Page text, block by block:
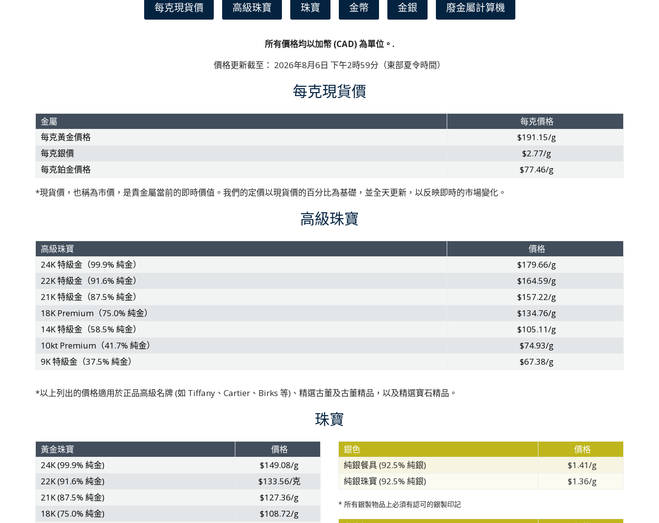
每克現貨價 高級珠寶 珠寶 金幣 金銀 廢金屬計算機
所有價格均以加幣 (CAD) 為單位。.
價格更新截至： 2026年8月6日 下午2時59分（東部夏令時間）
每克現貨價
金屬
每克價格
每克黃金價格
$191.15/g
每克銀價
$2.77/g
每克鉑金價格
$77.46/g
*現貨價，也稱為市價，是貴金屬當前的即時價值。我們的定價以現貨價的百分比為基礎，並全天更新，以反映即時的市場變化。
高級珠寶
高級珠寶
價格
24K 特級金（99.9% 純金）
$179.66/g
22K 特級金（91.6% 純金）
$164.59/g
21K 特級金（87.5% 純金）
$157.22/g
18K Premium（75.0% 純金）
$134.76/g
14K 特級金（58.5% 純金）
$105.11/g
10kt Premium（41.7% 純金）
$74.93/g
9K 特級金（37.5% 純金）
$67.38/g
*以上列出的價格適用於正品高級名牌 (如 Tiffany、Cartier、Birks 等)、精選古董及古董精品，以及精選寶石精品。
珠寶
黃金珠寶
價格
24K (99.9% 純金)
$149.08/g
22K (91.6% 純金)
$133.56/克
21K (87.5% 純金)
$127.36/g
18K (75.0% 純金)
$108.72/g
銀色
價格
純銀餐具 (92.5% 純銀)
$1.41/g
純銀珠寶 (92.5% 純銀)
$1.36/g
* 所有銀製物品上必須有認可的銀製印記